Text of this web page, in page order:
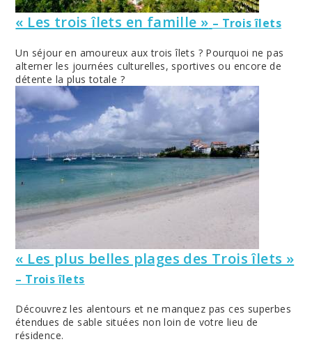
« Les trois îlets en famille » – Trois îlets
Un séjour en amoureux aux trois îlets ? Pourquoi ne pas
alterner les journées culturelles, sportives ou encore de
détente la plus totale ?
« Les plus belles plages des Trois îlets »
– Trois îlets
Découvrez les alentours et ne manquez pas ces superbes
étendues de sable situées non loin de votre lieu de
résidence.